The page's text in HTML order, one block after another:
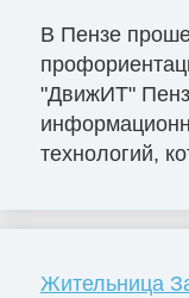
В Пензе
"ДвижИТ"
технологий,
Жительница